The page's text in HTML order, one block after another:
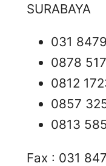
SURABAYA
031
0878
0812
0857
0813
Fax : 031